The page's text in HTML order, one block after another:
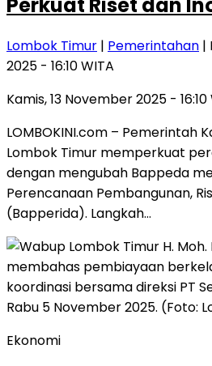
Perkuat Riset dan
Lombok Timur | Pemerintahan |
2025 - 16:10 WITA
Kamis, 13 November 2025 - 16:10
LOMBOKINI.com – Pemerintah
Lombok Timur memperkuat
dengan mengubah Bappeda
Perencanaan Pembangunan,
(Bapperida). Langkah…
Ekonomi